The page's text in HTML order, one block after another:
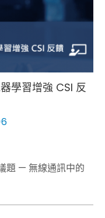
學習增強 CSI 反
題 — 無線通訊中的